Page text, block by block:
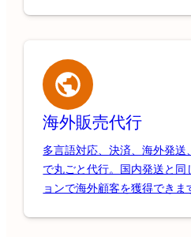
海外販売代行
多言語対応、決済、海外発送
で丸ごと代行。国内発送と同
ョンで海外顧客を獲得できま